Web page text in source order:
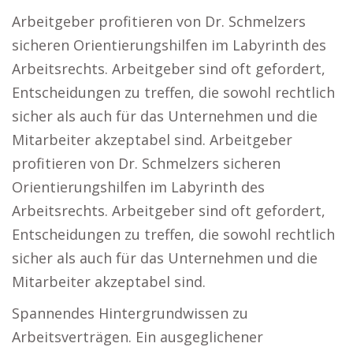
Arbeitgeber profitieren von Dr. Schmelzers
sicheren Orientierungshilfen im Labyrinth des
Arbeitsrechts. Arbeitgeber sind oft gefordert,
Entscheidungen zu treffen, die sowohl rechtlich
sicher als auch für das Unternehmen und die
Mitarbeiter akzeptabel sind. Arbeitgeber
profitieren von Dr. Schmelzers sicheren
Orientierungshilfen im Labyrinth des
Arbeitsrechts. Arbeitgeber sind oft gefordert,
Entscheidungen zu treffen, die sowohl rechtlich
sicher als auch für das Unternehmen und die
Mitarbeiter akzeptabel sind.
Spannendes Hintergrundwissen zu
Arbeitsverträgen. Ein ausgeglichener